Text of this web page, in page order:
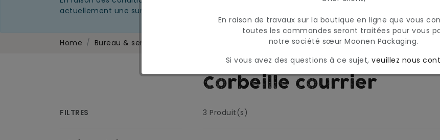
actuellement une surcharge carburant temporaire et variable.
Home Bureau & services généraux Fournitures de bureau Corbeille courrier
FILTRES
Corbeille courrier
3 Produit(s)
En raison de travaux sur la boutique en ligne que vous
toutes les commandes seront traitées pour vous
notre société sœur Moonen Packaging.
Si vous avez des questions à ce sujet, veuillez nous